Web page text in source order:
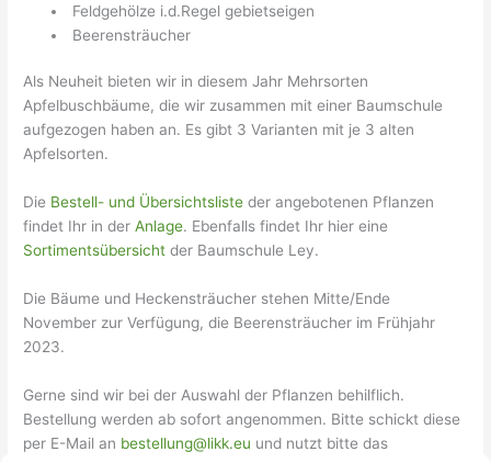
Feldgehölze i.d.Regel gebietseigen
Beerensträucher
Als Neuheit bieten wir in diesem Jahr Mehrsorten
Apfelbuschbäume, die wir zusammen mit einer Baumschule
aufgezogen haben an. Es gibt 3 Varianten mit je 3 alten
Apfelsorten.
Die Bestell- und Übersichtsliste der angebotenen Pflanzen
findet Ihr in derAnlage. Ebenfalls findet Ihr hier eine
Sortimentsübersicht der Baumschule Ley.
Die Bäume und Heckensträucher stehen Mitte/Ende
November zur Verfügung, die Beerensträucher im Frühjahr
2023.
Gerne sind wir bei der Auswahl der Pflanzen behilflich.
Bestellung werden ab sofort angenommen. Bitte schickt diese
per E-Mail an bestellung@likk.eu und nutzt bitte das